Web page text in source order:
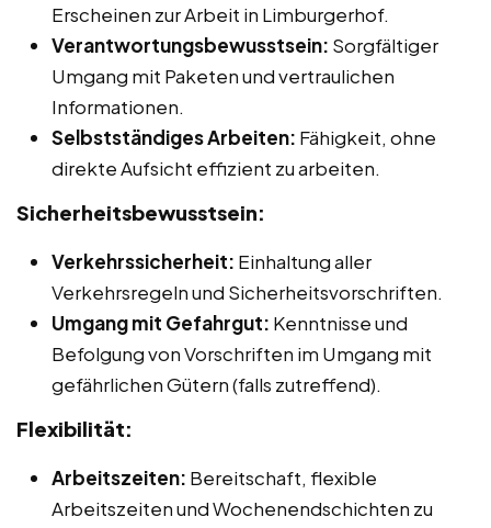
Erscheinen zur Arbeit in Limburgerhof.
Verantwortungsbewusstsein: Sorgfältiger
Umgang mit Paketen und vertraulichen
Informationen.
Selbstständiges Arbeiten: Fähigkeit, ohne
direkte Aufsicht effizient zu arbeiten.
Sicherheitsbewusstsein:
Verkehrssicherheit: Einhaltung aller
Verkehrsregeln und Sicherheitsvorschriften.
Umgang mit Gefahrgut: Kenntnisse und
Befolgung von Vorschriften im Umgang mit
gefährlichen Gütern (falls zutreffend).
Flexibilität:
Arbeitszeiten: Bereitschaft, flexible
Arbeitszeiten und Wochenendschichten zu